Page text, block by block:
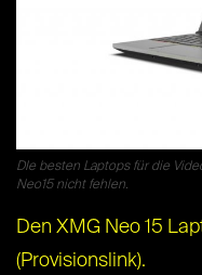
DIe besten Laptops für die
Neo15 nicht fehlen.
Den XMG Neo 15
(Provisionslink).